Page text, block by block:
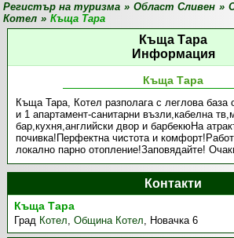
Регистър на туризма » Област Сливен »
Котел » Къща Тара
Къща Тара
Информация
Къща Тара
Къща Тара, Котел разполага с леглова база
и 1 апартамент-санитарни възли,кабелна
бар,кухня,английски двор и барбекюНа
почивка!Перфектна чистота и
локално парно отопление!Заповядайте!
Контакти
Къща Тара
Град Котел,Община Котел, Новачка 6